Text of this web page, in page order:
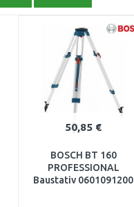
50,85 €
BOSCH BT 160
PROFESSIONAL
Baustativ 0601091200